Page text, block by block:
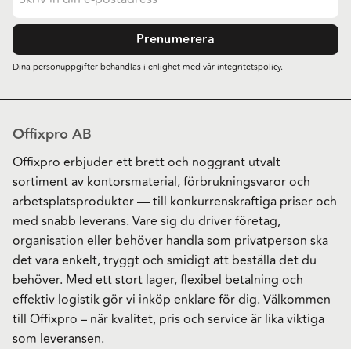
Prenumerera
Dina personuppgifter behandlas i enlighet med vårintegritetspolicy.
Offixpro AB
Offixpro erbjuder ett brett och noggrant utvalt
sortiment av kontorsmaterial, förbrukningsvaror och
arbetsplatsprodukter — till konkurrenskraftiga priser och
med snabb leverans. Vare sig du driver företag,
organisation eller behöver handla som privatperson ska
det vara enkelt, tryggt och smidigt att beställa det du
behöver. Med ett stort lager, flexibel betalning och
effektiv logistik gör vi inköp enklare för dig. Välkommen
till Offixpro – när kvalitet, pris och service är lika viktiga
som leveransen.